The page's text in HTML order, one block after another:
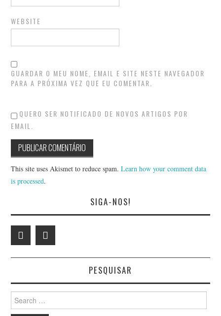
WEBSITE
GUARDAR O MEU NOME, EMAIL E SITE NESTE NAVEGADOR
PARA A PRÓXIMA VEZ QUE EU COMENTAR.
QUERO SER NOTIFICADO DE NOVOS ARTIGOS POR
EMAIL.
This site uses Akismet to reduce spam.Learn how your comment data
is processed.
SIGA-NOS!
PESQUISAR
Search
for: